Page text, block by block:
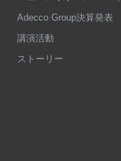
Adecco Group決算発表
講演活動
ストーリー